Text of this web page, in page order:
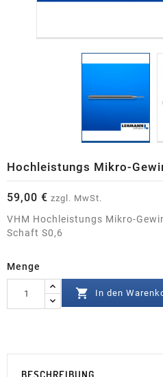
Hochleistungs Mikro-
59,00 € zzgl. MwSt.
VHM Hochleistungs Mikro-
Schaft S0,6
Menge
 In den